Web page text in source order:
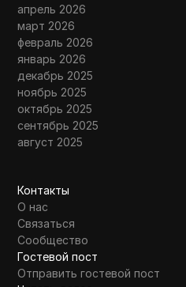
апрель 2026
март 2026
февраль 2026
январь 2026
декабрь 2025
ноябрь 2025
октябрь 2025
сентябрь 2025
август 2025
Контакты
О нас
Связаться
Сообщество
Гостевой пост
Отправить гостевой пост